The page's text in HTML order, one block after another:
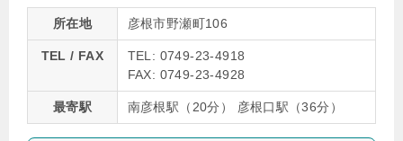
所在地 彦根市野瀬町106
TEL / FAX
TEL: 0749-23-4918
FAX: 0749-23-4928
最寄駅 南彦根駅（20分） 彦根口駅（36分）